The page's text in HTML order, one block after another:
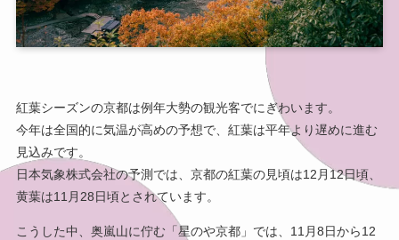
紅葉シーズンの京都は例年大勢の観光客でにぎわいます。
今年は全国的に気温が高めの予想で、紅葉は平年より遅めに進む
見込みです。
日本気象株式会社の予測では、京都の紅葉の見頃は12月12日頃、
黄葉は11月28日頃とされています。
こうした中、奥嵐山に佇む「星のや京都」では、11月8日から12